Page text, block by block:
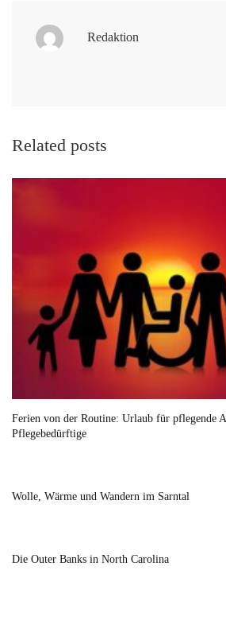
Redaktion
Related posts
Ferien von der Routine: Urlaub für pflegende
Pflegebedürftige
Wolle, Wärme und Wandern im Sarntal
Die Outer Banks in North Carolina